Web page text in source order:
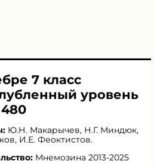
7 класс
уровень
Ю.Н. Макарычев, Н.Г. Миндюк,
, И.Е. Феоктистов.
Мнемозина 2013-2025